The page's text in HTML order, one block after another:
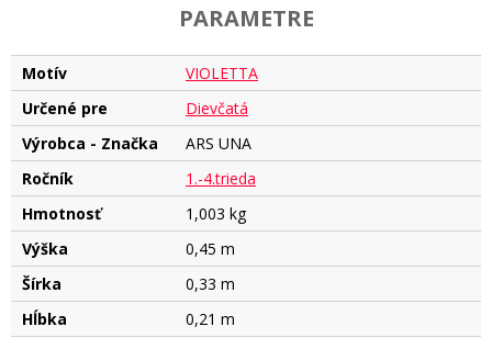
PARAMETRE
Motív
VIOLETTA
Určené pre
Dievčatá
Výrobca - Značka
ARS UNA
Ročník
1.-4.trieda
Hmotnosť
1,003 kg
Výška
0,45 m
Šírka
0,33 m
Hĺbka
0,21 m